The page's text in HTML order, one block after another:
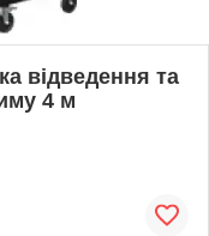
відведення та
4 м